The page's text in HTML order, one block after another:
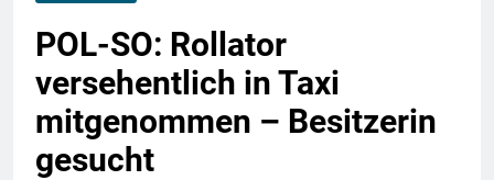
POL-SO: Rollator
versehentlich in Taxi
mitgenommen – Besitzerin
gesucht